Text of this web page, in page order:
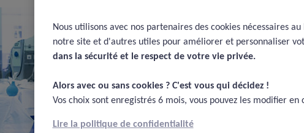
Nous utilisons avec nos partenaires des cookies nécessaires
notre site et d'autres utiles pour améliorer et personnaliser
dans la sécurité et le respect de votre vie privée.​
Alors avec ou sans cookies ? C'est vous qui décidez !​
Vos choix sont enregistrés 6 mois, vous pouvez les modifier en
Lire la politique de confidentialité